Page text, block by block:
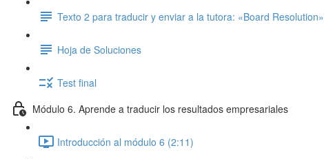
Texto 2 para traducir y enviar a la tutora: «Board Resolution»
Hoja de Soluciones
Test final
Módulo 6. Aprende a traducir los resultados empresariales
Introducción al módulo 6 (2:11)